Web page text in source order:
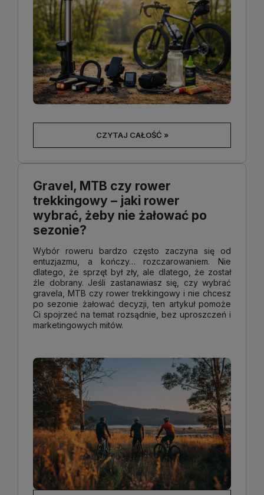
CZYTAJ CAŁOŚĆ »
Gravel, MTB czy rower
trekkingowy – jaki rower
wybrać, żeby nie żałować po
sezonie?
Wybór roweru bardzo często zaczyna się od
entuzjazmu, a kończy… rozczarowaniem. Nie
dlatego, że sprzęt był zły, ale dlatego, że został
źle dobrany. Jeśli zastanawiasz się, czy wybrać
gravela, MTB czy rower trekkingowy i nie chcesz
po sezonie żałować decyzji, ten artykuł pomoże
Ci spojrzeć na temat rozsądnie, bez uproszczeń i
marketingowych mitów.